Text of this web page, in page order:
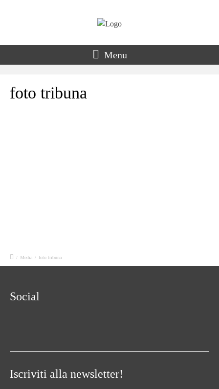
Menu
foto tribuna
/ Media / foto tribuna
Social
Iscriviti alla newsletter!